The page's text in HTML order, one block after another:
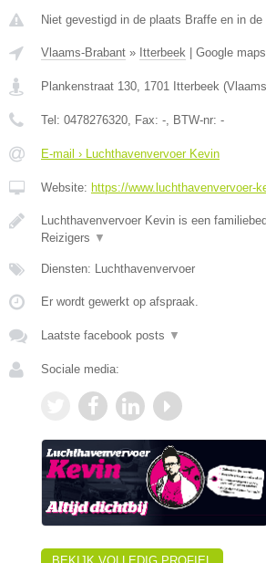
Niet gevestigd in de plaats Braffe en in de
Vlaams-Brabant » Itterbeek Google maps
Plankenstraat 130, 1701 Itterbeek (
Tel: 0478276320, Fax: -, BTW-nr: -
E-mail › Luchthavenvervoer Kevin
Website: https://www.luchthavenvervoer-
Luchthavenvervoer Kevin is een
Reizigers ▼
Diensten: Luchthavenvervoer
Er wordt gewerkt op afspraak.
Laatste facebook posts ▼
Sociale media: